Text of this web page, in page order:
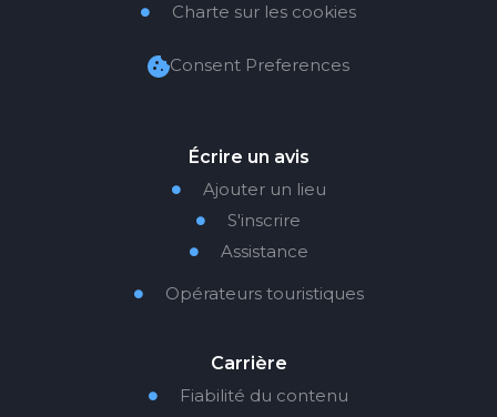
 Charte sur les cookies
Consent Preferences
Écrire un avis
 Ajouter un lieu
 S'inscrire
 Assistance
 Opérateurs touristiques
Carrière
 Fiabilité du contenu